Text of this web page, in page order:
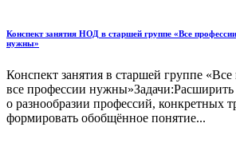
Конспект занятия НОД в старшей группе «Все
нужны»
Конспект занятия в старшей группе
все профессии нужны»Задачи:Расширить
о разнообразии профессий, конкретных
формировать обобщённое понятие...